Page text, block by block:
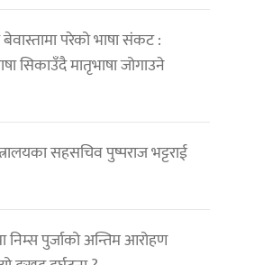
परेको भाषा संकट :
सिकाउँदै मातृभाषा जोगाउने
सहसचिव पुष्पराज भट्टराई
निम्स पुर्जाको अन्तिम आरोहण